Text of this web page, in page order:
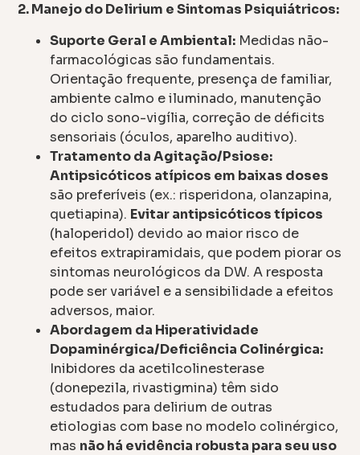
2. Manejo do Delirium e Sintomas Psiquiátricos:
Suporte Geral e Ambiental: Medidas não-
farmacológicas são fundamentais.
Orientação frequente, presença de familiar,
ambiente calmo e iluminado, manutenção
do ciclo sono-vigília, correção de déficits
sensoriais (óculos, aparelho auditivo).
Tratamento da Agitação/Psiose:
Antipsicóticos atípicos em baixas doses
são preferíveis (ex.: risperidona, olanzapina,
quetiapina). Evitar antipsicóticos típicos
(haloperidol) devido ao maior risco de
efeitos extrapiramidais, que podem piorar os
sintomas neurológicos da DW. A resposta
pode ser variável e a sensibilidade a efeitos
adversos, maior.
Abordagem da Hiperatividade
Dopaminérgica/Deficiência Colinérgica:
Inibidores da acetilcolinesterase
(donepezila, rivastigmina) têm sido
estudados para delirium de outras
etiologias com base no modelo colinérgico,
mas não há evidência robusta para seu uso